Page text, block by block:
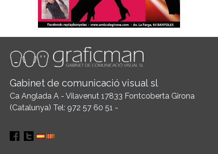
Gabinet de comunicació visual sl
Ca Anglada A - Vilavenut 17833 Fontcoberta Girona
(Catalunya) Tel: 972 57 60 51 -